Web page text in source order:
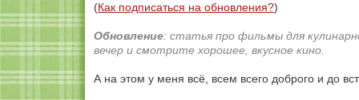
(Как подписаться на обновления?)
Обновление: статья про фильмы для
вечер и смотрите хорошее, вкусное кино.
А на этом у меня всё, всем всего доброго и до